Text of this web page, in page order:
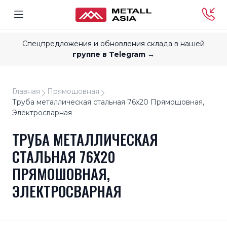
Спецпредложения и обновления склада в нашей
группе в Telegram →
Главная
Прямошовная
Труба металлическая стальная 76x20 Прямошовная,
Электросварная
ТРУБА МЕТАЛЛИЧЕСКАЯ
СТАЛЬНАЯ 76X20
ПРЯМОШОВНАЯ,
ЭЛЕКТРОСВАРНАЯ